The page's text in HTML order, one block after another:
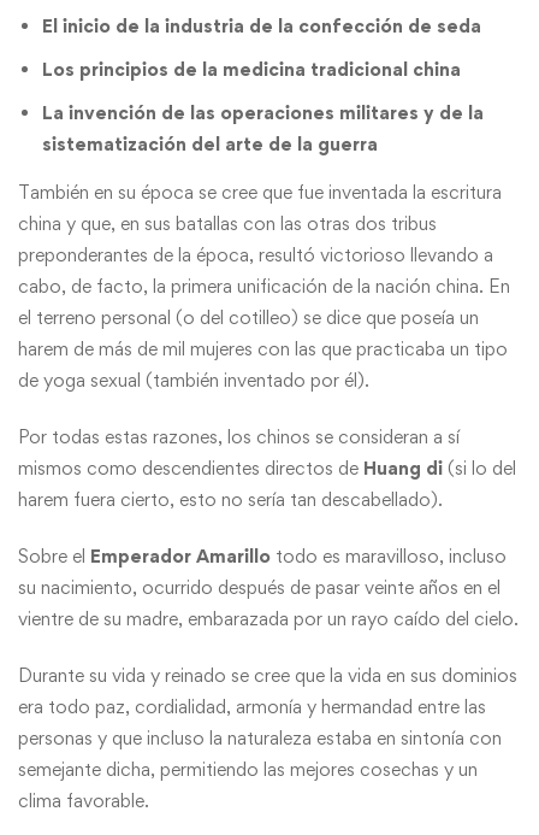
El inicio de la industria de la confección de seda
Los principios de la medicina tradicional china
La invención de las operaciones militares y de la
sistematización del arte de la guerra
También en su época se cree que fue inventada la escritura
china y que, en sus batallas con las otras dos tribus
preponderantes de la época, resultó victorioso llevando a
cabo, de facto, la primera unificación de la nación china. En
el terreno personal (o del cotilleo) se dice que poseía un
harem de más de mil mujeres con las que practicaba un tipo
de yoga sexual (también inventado por él).
Por todas estas razones, los chinos se consideran a sí
mismos como descendientes directos de Huang di (si lo del
harem fuera cierto, esto no sería tan descabellado).
Sobre el Emperador Amarillo todo es maravilloso, incluso
su nacimiento, ocurrido después de pasar veinte años en el
vientre de su madre, embarazada por un rayo caído del cielo.
Durante su vida y reinado se cree que la vida en sus dominios
era todo paz, cordialidad, armonía y hermandad entre las
personas y que incluso la naturaleza estaba en sintonía con
semejante dicha, permitiendo las mejores cosechas y un
clima favorable.